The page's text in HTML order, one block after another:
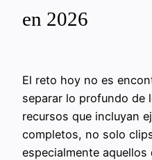
en 2026
El reto hoy no es
separar lo profundo de
recursos que incluyan
completos, no solo
especialmente